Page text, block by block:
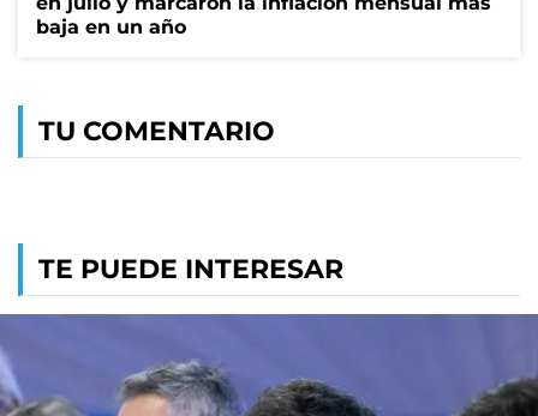
baja en un año
TU COMENTARIO
TE PUEDE INTERESAR